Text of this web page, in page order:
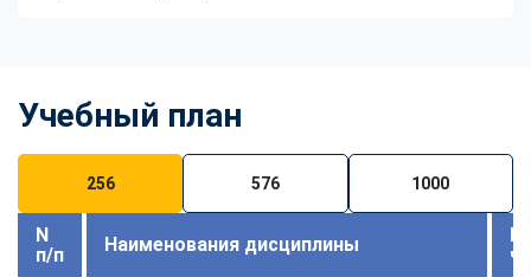
Учебный план
256 576 1000
N
п/п
Наименования дисциплины